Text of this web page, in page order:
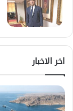
اخر الاخبار